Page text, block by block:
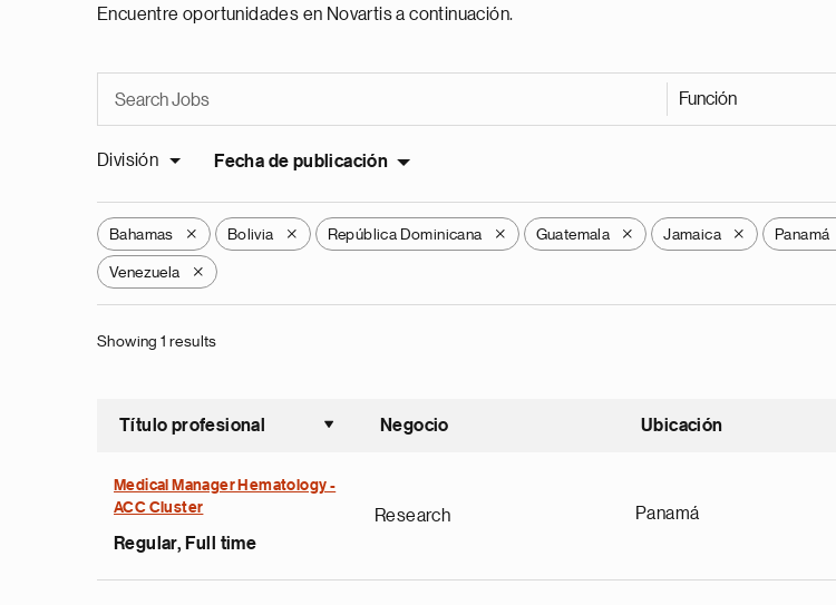
Encuentre oportunidades en Novartis a continuación.
Función
División Fecha de publicación
Bahamas X Bolivia X República Dominicana X Guatemala X Jamaica X Panamá
Venezuela X
Showing 1 results
Título profesional
Ordenar ascendente
Negocio Ubicación
Medical Manager Hematology -
ACC Cluster
Regular, Full time
Research Panamá